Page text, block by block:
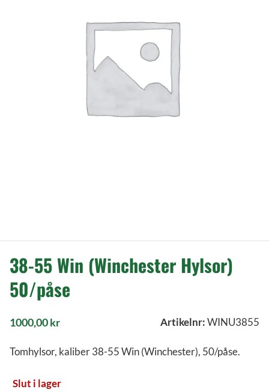
38-55 Win (Winchester Hylsor)
50/påse
1000,00kr Artikelnr:WINU3855
Tomhylsor, kaliber 38-55 Win (Winchester), 50/påse.
Slut i lager